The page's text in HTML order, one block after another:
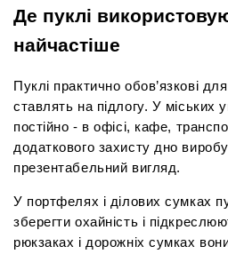
Де пуклі
найчастіше
Пуклі практично обов’язкові
ставлять на підлогу. У міських
постійно - в офісі, кафе,
додаткового захисту дно
презентабельний вигляд.
У портфелях і ділових сумках
зберегти охайність і
рюкзаках і дорожніх сумках